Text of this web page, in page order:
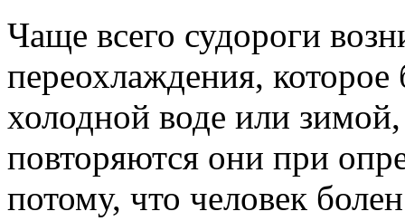
Чаще всего судороги
переохлаждения,
холодной воде или
повторяются они при
потому, что человек